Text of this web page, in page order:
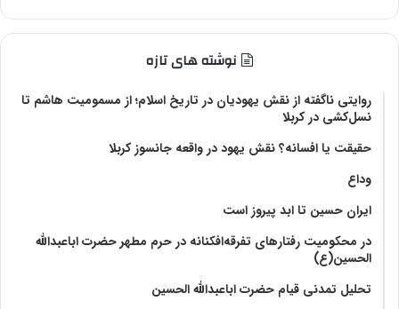
نوشته های تازه
روایتی ناگفته از نقش یهودیان در تاریخ اسلام؛ از مسمومیت هاشم تا
نسل‌کشی در کربلا
حقیقت یا افسانه؟‌ نقش یهود در واقعه جانسوز کربلا
وداع
ایران حسین تا ابد پیروز است
در محکومیت رفتارهای تفرقه‌افکنانه در حرم مطهر حضرت اباعبدالله
الحسین(ع)
تحلیل تمدنی قیام حضرت اباعبدالله الحسین